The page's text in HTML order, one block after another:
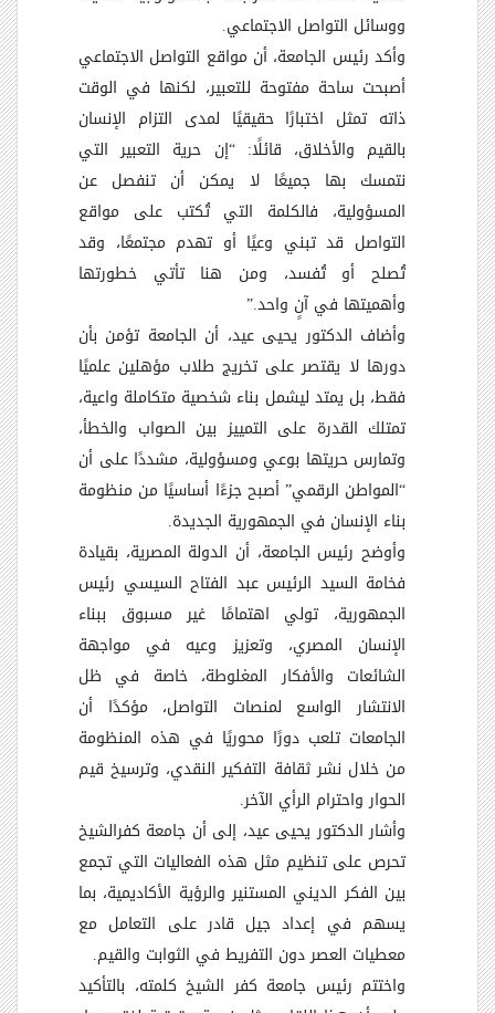
ووسائل التواصل الاجتماعي.
وأكد رئيس الجامعة، أن مواقع التواصل الاجتماعي
أصبحت ساحة مفتوحة للتعبير، لكنها في الوقت
ذاته تمثل اختبارًا حقيقيًا لمدى التزام الإنسان
بالقيم والأخلاق، قائلًا: “إن حرية التعبير التي
نتمسك بها جميعًا لا يمكن أن تنفصل عن
المسؤولية، فالكلمة التي تُكتب على مواقع
التواصل قد تبني وعيًا أو تهدم مجتمعًا، وقد
تُصلح أو تُفسد، ومن هنا تأتي خطورتها
وأهميتها في آنٍ واحد.”
وأضاف الدكتور يحيى عيد، أن الجامعة تؤمن بأن
دورها لا يقتصر على تخريج طلاب مؤهلين علميًا
فقط، بل يمتد ليشمل بناء شخصية متكاملة واعية،
تمتلك القدرة على التمييز بين الصواب والخطأ،
وتمارس حريتها بوعي ومسؤولية، مشددًا على أن
“المواطن الرقمي” أصبح جزءًا أساسيًا من منظومة
بناء الإنسان في الجمهورية الجديدة.
وأوضح رئيس الجامعة، أن الدولة المصرية، بقيادة
فخامة السيد الرئيس عبد الفتاح السيسي رئيس
الجمهورية، تولي اهتمامًا غير مسبوق ببناء
الإنسان المصري، وتعزيز وعيه في مواجهة
الشائعات والأفكار المغلوطة، خاصة في ظل
الانتشار الواسع لمنصات التواصل، مؤكدًا أن
الجامعات تلعب دورًا محوريًا في هذه المنظومة
من خلال نشر ثقافة التفكير النقدي، وترسيخ قيم
الحوار واحترام الرأي الآخر.
وأشار الدكتور يحيى عيد، إلى أن جامعة كفرالشيخ
تحرص على تنظيم مثل هذه الفعاليات التي تجمع
بين الفكر الديني المستنير والرؤية الأكاديمية، بما
يسهم في إعداد جيل قادر على التعامل مع
معطيات العصر دون التفريط في الثوابت والقيم.
واختتم رئيس جامعة كفر الشيخ كلمته، بالتأكيد